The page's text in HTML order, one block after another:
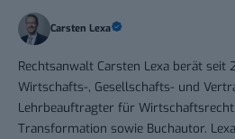
Carsten Lexa
Rechtsanwalt Carsten Lexa berät seit
Wirtschafts-, Gesellschafts- und
Lehrbeauftragter für
Transformation sowie Buchautor.